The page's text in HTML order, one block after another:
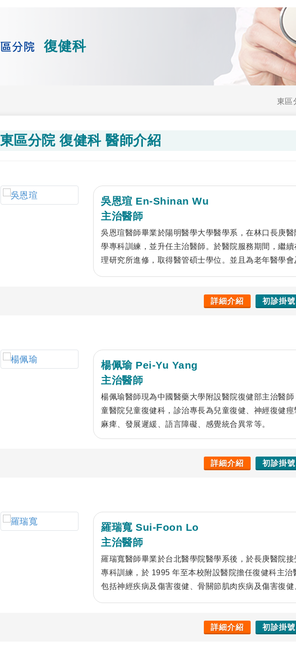
復健科
東區
東區分院 復健科 醫師介紹
吳恩瑄 En-Shinan Wu
主治醫師
吳恩瑄醫師畢業於陽明醫學大學醫學系，在林口長庚
學專科訓練，並升任主治醫師。於醫院服務期間，繼
理研究所進修，取得醫管碩士學位。並且為老年醫學
損傷後復健，此外亦專長於以肉毒桿菌降低肌肉痙攣
詳細介紹 初診掛號
楊佩瑜 Pei-Yu Yang
主治醫師
楊佩瑜醫師現為中國醫藥大學附設醫院復健部主治醫
童醫院兒童復健科，診治專長為兒童復健、神經復健
麻痺、發展遲緩、語言障礙、感覺統合異常等。
詳細介紹 初診掛號
羅瑞寬 Sui-Foon Lo
主治醫師
羅瑞寬醫師畢業於台北醫學院醫學系後，於長庚醫院
專科訓練，於 1995 年至本校附設醫院擔任復健科主治
包括神經疾病及傷害復健、骨關節肌肉疾病及傷害復健
詳細介紹 初診掛號